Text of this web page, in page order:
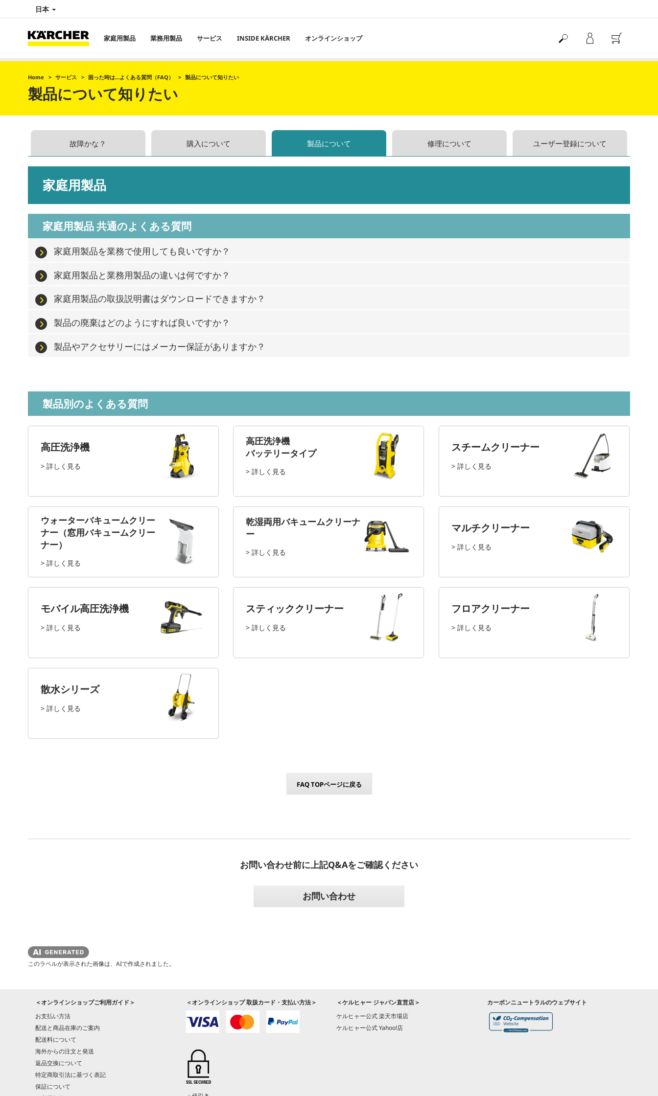
日本
家庭用製品 業務用製品 サービス INSIDE KÄRCHER オンラインショップ
Home サービス 困った時は…よくある質問（FAQ） 製品について知りたい
製品について知りたい
故障かな？ 購入について 製品について 修理について ユーザー登録について
家庭用製品
家庭用製品 共通のよくある質問
家庭用製品を業務で使用しても良いですか？
家庭用製品と業務用製品の違いは何ですか？
家庭用製品の取扱説明書はダウンロードできますか？
製品の廃棄はどのようにすれば良いですか？
製品やアクセサリーにはメーカー保証がありますか？
製品別のよくある質問
高圧洗浄機
> 詳しく見る
高圧洗浄機
バッテリータイプ
> 詳しく見る
スチームクリーナー
> 詳しく見る
ウォーターバキュームクリー
ナー（窓用バキュームクリー
ナー）
> 詳しく見る
乾湿両用バキュームクリーナ
ー
> 詳しく見る
マルチクリーナー
> 詳しく見る
モバイル高圧洗浄機
> 詳しく見る
スティッククリーナー
> 詳しく見る
フロアクリーナー
> 詳しく見る
散水シリーズ
> 詳しく見る
FAQ TOPページに戻る
お問い合わせ前に上記Q&Aをご確認ください
お問い合わせ
このラベルが表示された画像は、AIで作成されました。
＜オンラインショップご利用ガイド＞
お支払い方法
配送と商品在庫のご案内
配送料について
海外からの注文と発送
返品交換について
特定商取引法に基づく表記
保証について
＜オンラインショップ 取扱カード・支払い方法＞
＜ケルヒャー ジャパン直営店＞
ケルヒャー公式 楽天市場店
ケルヒャー公式 Yahoo!店
カーボンニュートラルのウェブサイト